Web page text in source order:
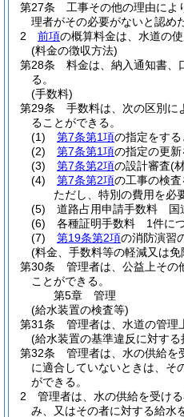
第27条
工事その他の理由によ
理者がその必要がないと認め
2
前項の概算料金は、水道の
(料金の徴収方法)
第28条
料金は、納入通知書、
る。
(手数料)
第29条
手数料は、次の区別に
ることができる。
(1)
第7条第1項の指定をす
(2)
第7条第1項の指定の更
(3)
第7条第2項の設計審査(
(4)
第7条第2項の工事の検
ただし、特別の費用を必
(5)
道路占用申請手数料
(6)
各種証明手数料 1件に
(7)
第19条第2項の消防演習
(料金、手数料等の軽減又は免
第30条
管理者は、公益上その
ことができる。
第5章
管理
(給水装置の検査等)
第31条
管理者は、水道の管理
(給水装置の基準違反に対する
第32条
管理者は、水の供給を
に適合していないときは、そ
ができる。
2
管理者は、水の供給を受け
み、又はその者に対する給水